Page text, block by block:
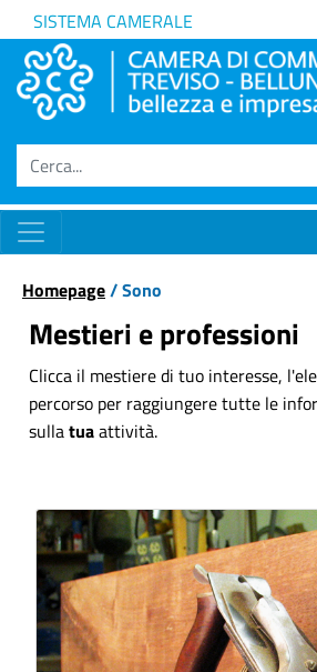
SISTEMA CAMERALE
Homepage/ Sono
Mestieri e professioni
Clicca il mestiere di tuo interesse,
percorso per raggiungere tutte le
sullatuaattività.